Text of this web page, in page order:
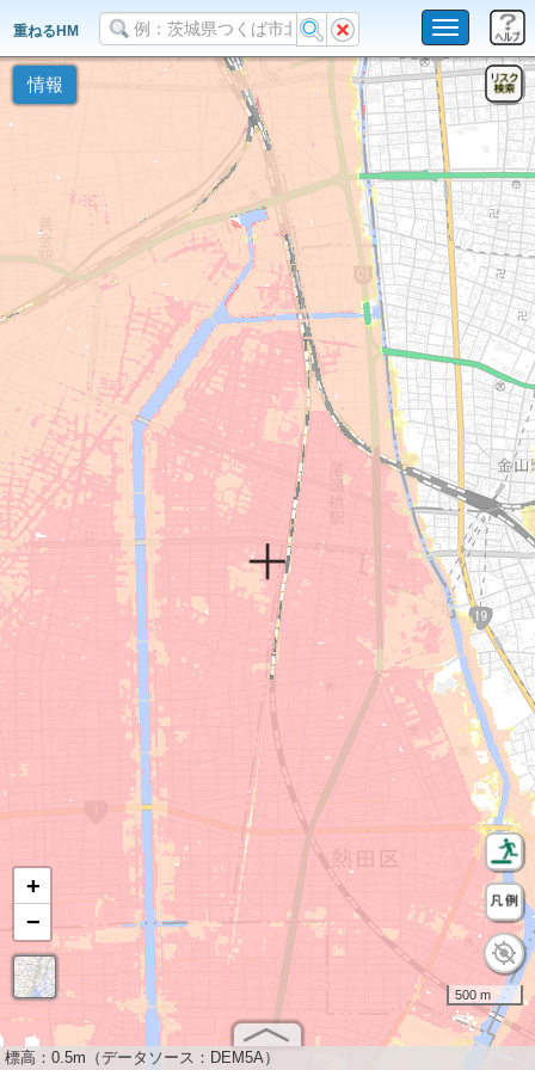
Toggle
navigation
重ねるHM
情報
+
−
500 m
標高： 0.5m（データソース：DEM5A）